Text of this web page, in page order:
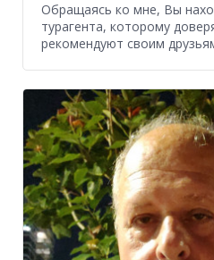
Обращаясь ко мне, Вы
турагента, которому
рекомендуют своим